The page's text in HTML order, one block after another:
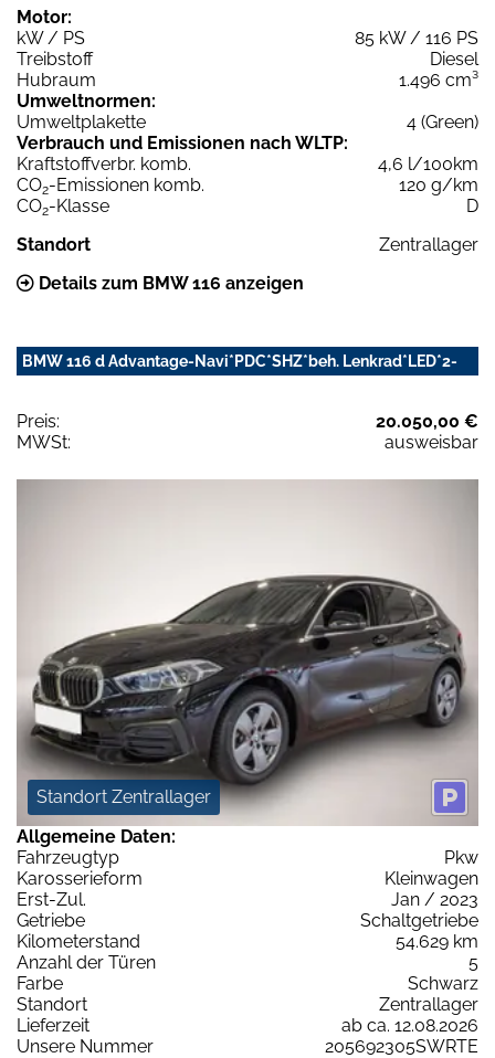
Motor:
kW / PS
85 kW / 116 PS
Treibstoff
Diesel
Hubraum
1.496 cm³
Umweltnormen:
Umweltplakette
4 (Green)
Verbrauch und Emissionen nach WLTP:
Kraftstoffverbr. komb.
4,6 l/100km
CO2-Emissionen komb.
120 g/km
CO2-Klasse
D
Standort
Zentrallager
Details zum BMW 116 anzeigen
BMW 116 d Advantage-Navi*PDC*SHZ*beh. Lenkrad*LED*2-
Preis:
20.050,00 €
MWSt:
ausweisbar
Standort Zentrallager
Allgemeine Daten:
Fahrzeugtyp
Pkw
Karosserieform
Kleinwagen
Erst-Zul.
Jan / 2023
Getriebe
Schaltgetriebe
Kilometerstand
54.629 km
Anzahl der Türen
5
Farbe
Schwarz
Standort
Zentrallager
Lieferzeit
ab ca. 12.08.2026
Unsere Nummer
205692305SWRTE